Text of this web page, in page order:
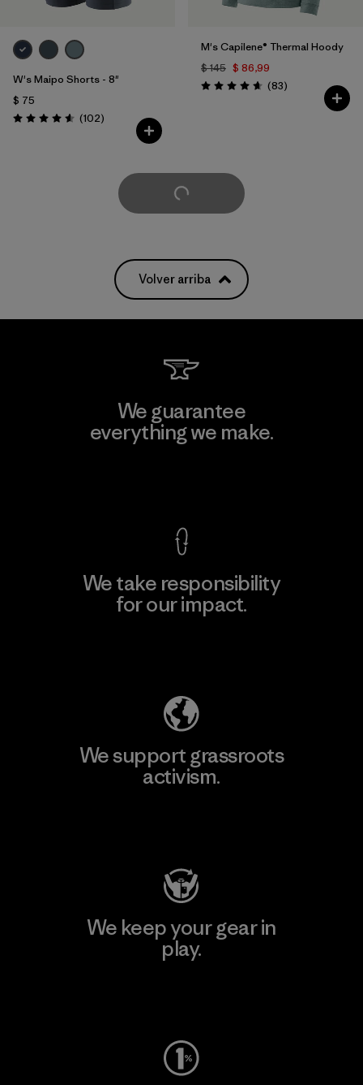
W's Maipo Shorts - 8"
$ 75
Valoración: 4.6 / 5
(102Comentarios
)
M's Capilene® Thermal Hoody
$ 145 $ 86,99
Valoración: 4.7 / 5
(83Comentarios
)
Cargar Más
Volver arriba
We guarantee
everything we make.
We take responsibility
for our impact.
We support grassroots
activism.
We keep your gear in
play.